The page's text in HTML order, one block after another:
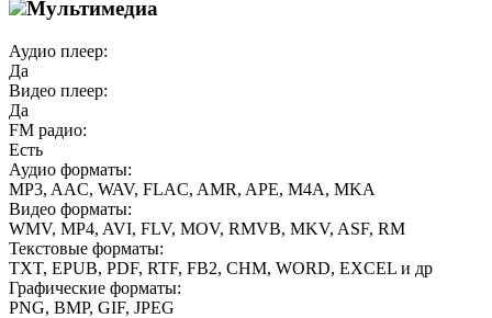
Мультимедиа
Аудио плеер:
Да
Видео плеер:
Да
FM радио:
Есть
Аудио форматы:
MP3, AAC, WAV, FLAC, AMR, APE, M4A, MKA
Видео форматы:
WMV, MP4, AVI, FLV, MOV, RMVB, MKV, ASF, RM
Текстовые форматы:
TXT, EPUB, PDF, RTF, FB2, CHM, WORD, EXCEL и др
Графические форматы:
PNG, BMP, GIF, JPEG